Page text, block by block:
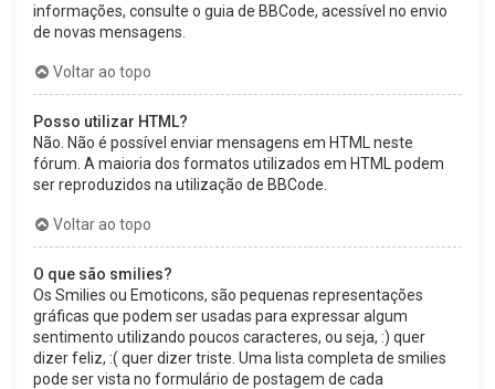
informações, consulte o guia de BBCode, acessível no envio
de novas mensagens.
Voltar ao topo
Posso utilizar HTML?
Não. Não é possível enviar mensagens em HTML neste
fórum. A maioria dos formatos utilizados em HTML podem
ser reproduzidos na utilização de BBCode.
Voltar ao topo
O que são smilies?
Os Smilies ou Emoticons, são pequenas representações
gráficas que podem ser usadas para expressar algum
sentimento utilizando poucos caracteres, ou seja, :) quer
dizer feliz, :( quer dizer triste. Uma lista completa de smilies
pode ser vista no formulário de postagem de cada